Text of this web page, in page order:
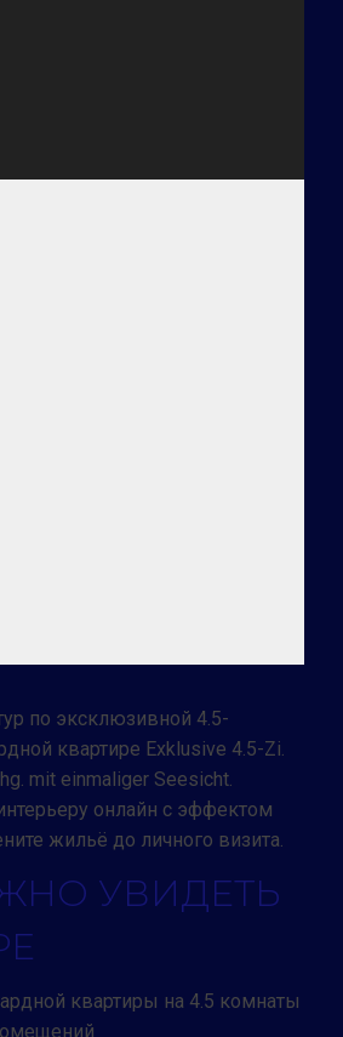
по эксклюзивной 4.5-
квартире Exklusive 4.5-Zi.
mit einmaliger Seesicht.
онлайн с эффектом
жильё до личного визита.
УВИДЕТЬ
квартиры на 4.5 комнаты